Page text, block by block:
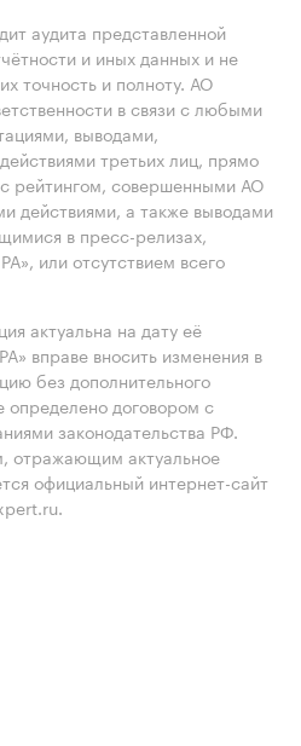
аудита представленной
и иных данных и не
точность и полноту. АО
в связи с любыми
выводами,
третьих лиц, прямо
рейтингом, совершенными АО
действиями, а также выводами
в пресс-релизах,
или отсутствием всего
актуальна на дату её
вправе вносить изменения в
без дополнительного
определено договором с
законодательства РФ.
отражающим актуальное
официальный интернет-сайт